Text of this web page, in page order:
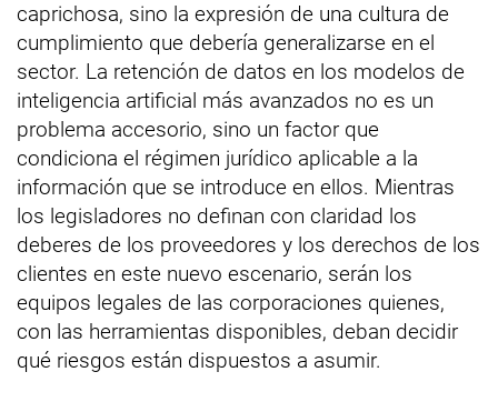
caprichosa, sino la expresión de una cultura de
cumplimiento que debería generalizarse en el
sector. La retención de datos en los modelos de
inteligencia artificial más avanzados no es un
problema accesorio, sino un factor que
condiciona el régimen jurídico aplicable a la
información que se introduce en ellos. Mientras
los legisladores no definan con claridad los
deberes de los proveedores y los derechos de los
clientes en este nuevo escenario, serán los
equipos legales de las corporaciones quienes,
con las herramientas disponibles, deban decidir
qué riesgos están dispuestos a asumir.